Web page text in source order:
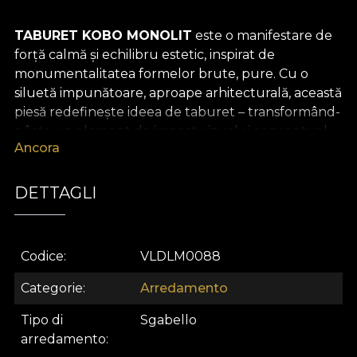
TABURET KOBO MONOLIT este o manifestare de
forță calmă și echilibru estetic, inspirat de
monumentalitatea formelor brute, pure. Cu o
siluetă impunătoare, aproape arhitecturală, această
piesă redefinește ideea de taburet – transformând-
o într-un element de impact vizual și conceptual.
sculpturală care aduce gravitas oricărui spațiu.
funcționalitate și artă decorativă.
Ideal pentru spații de tip lounge, camere de
TABURET KOBO MONOLITpoate funcționa ca
taburet, masă joasă sau piedestal contemporan.
Ancora
DETTAGLI
Codice VLDLM0088
Categorie Arredamento
Tipo di
arredamento
Sgabello